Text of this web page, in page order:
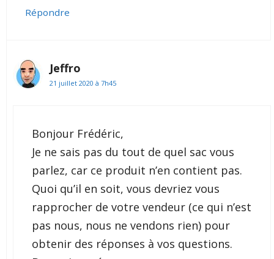
Répondre
Jeffro
21 juillet 2020 à 7h45
Bonjour Frédéric,
Je ne sais pas du tout de quel sac vous
parlez, car ce produit n’en contient pas.
Quoi qu’il en soit, vous devriez vous
rapprocher de votre vendeur (ce qui n’est
pas nous, nous ne vendons rien) pour
obtenir des réponses à vos questions.